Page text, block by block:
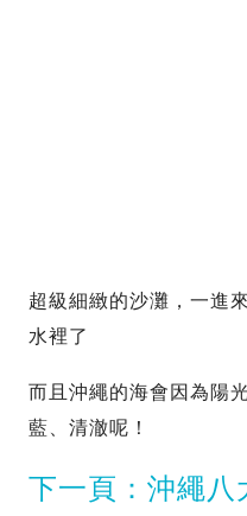
超級細緻的沙灘，一進
水裡了
而且沖繩的海會因為陽
藍、清澈呢！
下一頁：沖繩八